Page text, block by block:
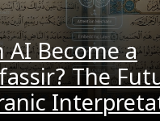
AI Become a
The